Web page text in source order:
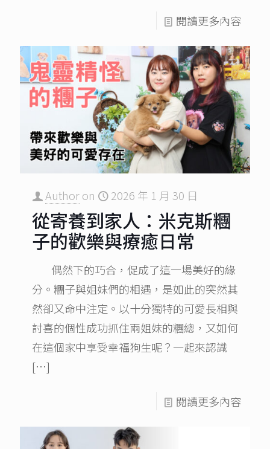
閱讀更多內容
Authoron 2026 年 1 月 30 日
從寄養到家人：米克斯糰
子的歡樂與療癒日常
偶然下的巧合，促成了這一場美好的緣
分。糰子與姐妹們的相遇，是如此的突然其
然卻又命中注定。以十分獨特的可愛長相與
討喜的個性成功抓住兩姐妹的糰總，又如何
在這個家中享受幸福狗生呢？一起來認識
[…]
閱讀更多內容